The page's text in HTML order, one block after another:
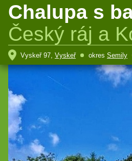
Chalupa s
Český ráj a
Vyskeř 97, Vyskeř okres Semily